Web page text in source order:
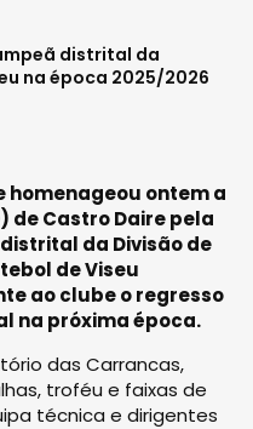
distrital da
na época 2025/2026
homenageou ontem a
de Castro Dairepela
da Divisão de
de Viseu
ao clube o regresso
na próxima época.
das Carrancas,
troféu e faixas de
técnica e dirigentes